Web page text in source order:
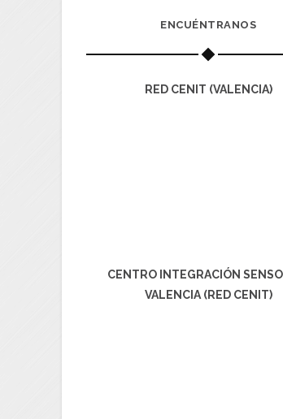
ENCUÉNTRANOS
RED CENIT (VALENCIA)
CENTRO INTEGRACIÓN
VALENCIA (RED CENIT)